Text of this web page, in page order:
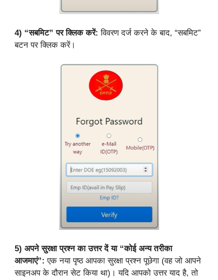
4) “सबमिट” पर क्लिक करें: विवरण दर्ज करने के बाद, “सबमिट”
बटन पर क्लिक करें।
5) अपने सुरक्षा प्रश्न का उत्तर दें या “कोई अन्य तरीका
आजमाएं”: एक नया पृष्ठ आपका सुरक्षा प्रश्न पूछेगा (वह जो आपने
साइनअप के दौरान सेट किया था)। यदि आपको उत्तर याद है, तो